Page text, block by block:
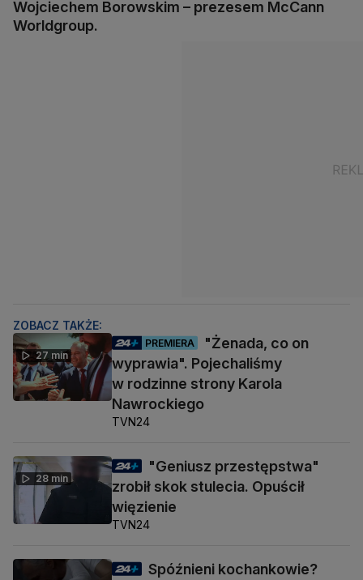
Wojciechem Borowskim – prezesem McCann
Worldgroup.
ZOBACZ TAKŻE:
27 min
PREMIERA
"Żenada, co on
wyprawia". Pojechaliśmy
w rodzinne strony Karola
Nawrockiego
TVN24
28 min
"Geniusz przestępstwa"
zrobił skok stulecia. Opuścił
więzienie
TVN24
Spóźnieni kochankowie?